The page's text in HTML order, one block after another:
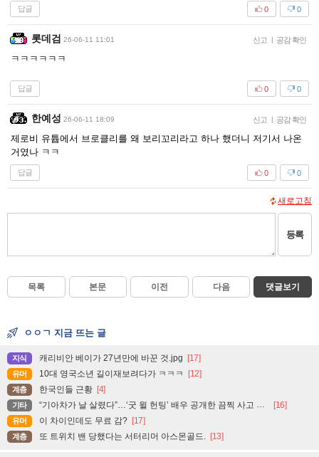
답글 0
0
롯데검 26-06-11 11:01 신고 | 공감 확인
ㅋㅋㅋㅋㅋㅋ
답글 0
0
한예성 26-06-11 18:09 신고 | 공감 확인
제로비 유튭에서 브로클리를 왜 보리꼬리라고 하나 했더니 저기서 나온
거였나 ㅋㅋ
답글 0
0
새로고침
등록
목록 본문 이전 다음 댓글보기
ㅇㅇㄱ 지금 뜨는 글
지식 캐리비안 베이가 27년만에 바꾼 것.jpg [17]
유머 10대 영국소년 길이재보려다가 ㅋㅋㅋ [12]
계층 한국인들 근황 [4]
기타 “기아차가 날 살렸다”…‘굿 윌 헌팅’ 배우 공개한 끔찍 사고 현장 [16]
유머 이 차이인데도 무료 감? [17]
계층 또 트위치 밴 당했다는 서터리머 아스몬골드. [13]